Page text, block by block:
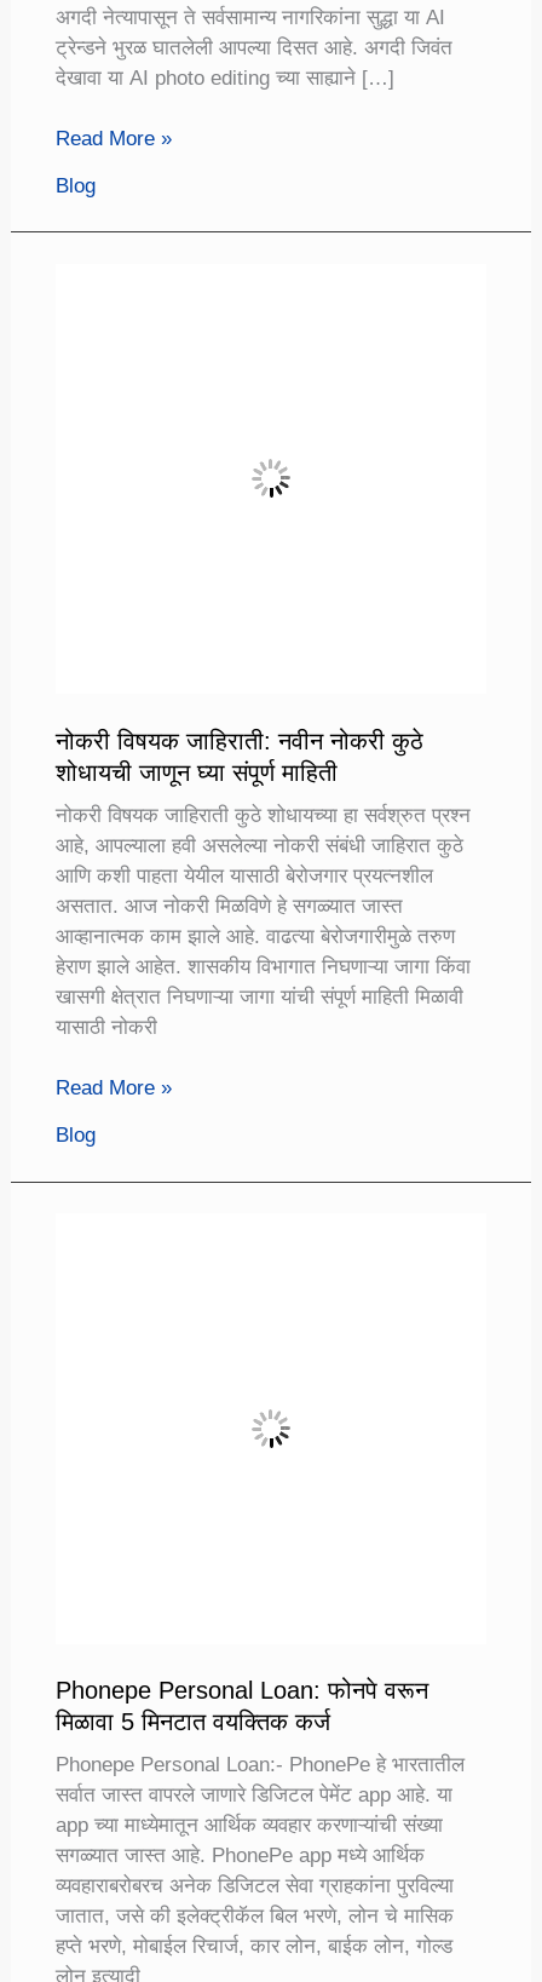
अगदी नेत्यापासून ते सर्वसामान्य नागरिकांना सुद्धा या AI
ट्रेन्डने भुरळ घातलेली आपल्या दिसत आहे. अगदी जिवंत
देखावा या AI photo editing च्या साह्याने […]
Gemini
Nano
Banana:
Read More »
Blog
नोकरी विषयक जाहिराती: नवीन नोकरी कुठे
शोधायची जाणून घ्या संपूर्ण माहिती
नोकरी विषयक जाहिराती कुठे शोधायच्या हा सर्वश्रुत प्रश्न
आहे, आपल्याला हवी असलेल्या नोकरी संबंधी जाहिरात कुठे
आणि कशी पाहता येयील यासाठी बेरोजगार प्रयत्नशील
असतात. आज नोकरी मिळविणे हे सगळ्यात जास्त
आव्हानात्मक काम झाले आहे. वाढत्या बेरोजगारीमुळे तरुण
हेराण झाले आहेत. शासकीय विभागात निघणाऱ्या जागा किंवा
खासगी क्षेत्रात निघणाऱ्या जागा यांची संपूर्ण माहिती मिळावी
यासाठी नोकरी
नोकरी
जाहिराती:
नवीन
Read More »
Blog
Phonepe Personal Loan: फोनपे वरून
मिळावा 5 मिनटात वयक्तिक कर्ज
Phonepe Personal Loan:- PhonePe हे भारतातील
सर्वात जास्त वापरले जाणारे डिजिटल पेमेंट app आहे. या
app च्या माध्येमातून आर्थिक व्यवहार करणाऱ्यांची संख्या
सगळ्यात जास्त आहे. PhonePe app मध्ये आर्थिक
व्यवहाराबरोबरच अनेक डिजिटल सेवा ग्राहकांना पुरविल्या
जातात, जसे की इलेक्ट्रीकॅल बिल भरणे, लोन चे मासिक
हप्ते भरणे, मोबाईल रिचार्ज, कार लोन, बाईक लोन, गोल्ड
लोन इत्यादी